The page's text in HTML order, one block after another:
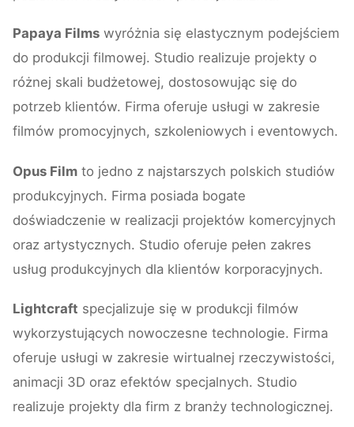
Papaya Films wyróżnia się elastycznym podejściem
do produkcji filmowej. Studio realizuje projekty o
różnej skali budżetowej, dostosowując się do
potrzeb klientów. Firma oferuje usługi w zakresie
filmów promocyjnych, szkoleniowych i eventowych.
Opus Film to jedno z najstarszych polskich studiów
produkcyjnych. Firma posiada bogate
doświadczenie w realizacji projektów komercyjnych
oraz artystycznych. Studio oferuje pełen zakres
usług produkcyjnych dla klientów korporacyjnych.
Lightcraft specjalizuje się w produkcji filmów
wykorzystujących nowoczesne technologie. Firma
oferuje usługi w zakresie wirtualnej rzeczywistości,
animacji 3D oraz efektów specjalnych. Studio
realizuje projekty dla firm z branży technologicznej.